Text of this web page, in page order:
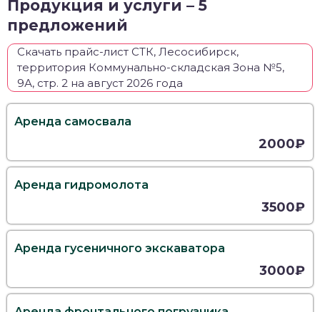
Продукция и услуги – 5
предложений
Скачать прайс-лист СТК, Лесосибирск,
территория Коммунально-складская Зона №5,
9А, стр. 2 на август 2026 года
Аренда самосвала
2000₽
Аренда гидромолота
3500₽
Аренда гусеничного экскаватора
3000₽